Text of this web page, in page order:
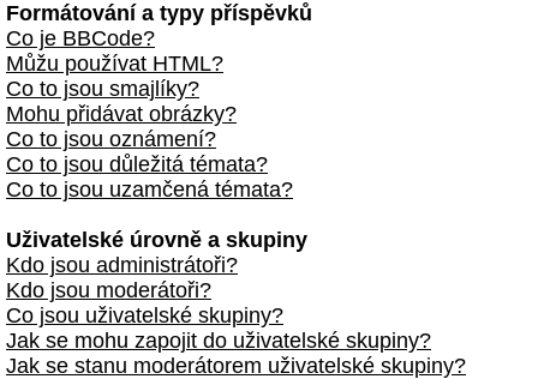
Formátování a typy příspěvků
Co je BBCode?
Můžu používat HTML?
Co to jsou smajlíky?
Mohu přidávat obrázky?
Co to jsou oznámení?
Co to jsou důležitá témata?
Co to jsou uzamčená témata?
Uživatelské úrovně a skupiny
Kdo jsou administrátoři?
Kdo jsou moderátoři?
Co jsou uživatelské skupiny?
Jak se mohu zapojit do uživatelské skupiny?
Jak se stanu moderátorem uživatelské skupiny?